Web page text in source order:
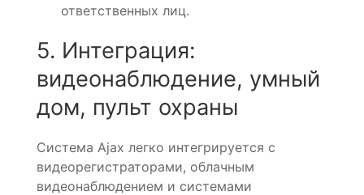
ответственных лиц.
5. Интеграция:
видеонаблюдение, умный
дом, пульт охраны
Система Ajax легко интегрируется с
видеорегистраторами, облачным
видеонаблюдением и системами